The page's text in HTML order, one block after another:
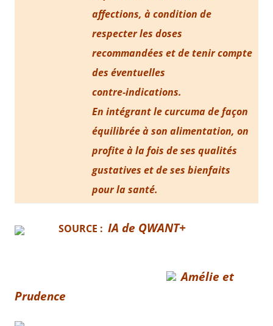
affections, à condition de
respecter les doses
recommandées et de tenir compte
des éventuelles
contre‑indications.
En intégrant le curcuma de façon
équilibrée à son alimentation, on
profite à la fois de ses qualités
gustatives et de ses bienfaits
pour la santé.
SOURCE : IA de QWANT+
Amélie et
Prudence